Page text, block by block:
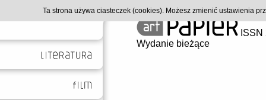
Wydanie bieżące
Ta strona używa ciasteczek (cookies). Możesz zmienić ustawienia